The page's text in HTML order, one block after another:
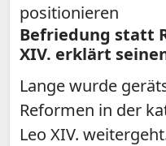
positionieren
Befriedung statt
XIV. erklärt
Lange wurde
Reformen in der
Leo XIV.